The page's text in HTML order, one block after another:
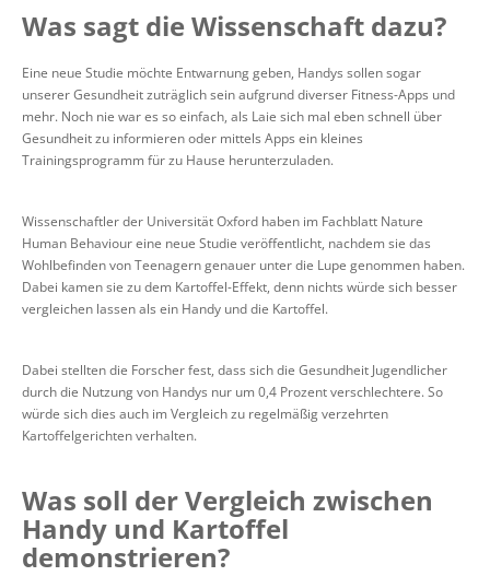
Was sagt die Wissenschaft dazu?
Eine neue Studie möchte Entwarnung geben, Handys sollen sogar
unserer Gesundheit zuträglich sein aufgrund diverser Fitness-Apps und
mehr. Noch nie war es so einfach, als Laie sich mal eben schnell über
Gesundheit zu informieren oder mittels Apps ein kleines
Trainingsprogramm für zu Hause herunterzuladen.
Wissenschaftler der Universität Oxford haben im Fachblatt Nature
Human Behaviour eine neue Studie veröffentlicht, nachdem sie das
Wohlbefinden von Teenagern genauer unter die Lupe genommen haben.
Dabei kamen sie zu dem Kartoffel-Effekt, denn nichts würde sich besser
vergleichen lassen als ein Handy und die Kartoffel.
Dabei stellten die Forscher fest, dass sich die Gesundheit Jugendlicher
durch die Nutzung von Handys nur um 0,4 Prozent verschlechtere. So
würde sich dies auch im Vergleich zu regelmäßig verzehrten
Kartoffelgerichten verhalten.
Was soll der Vergleich zwischen
Handy und Kartoffel
demonstrieren?